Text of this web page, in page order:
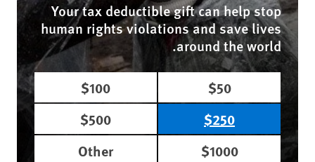
Your tax deductible gift can help stop
human rights violations and save lives
around the world.
$50
$100
$250
$500
$1000
Other